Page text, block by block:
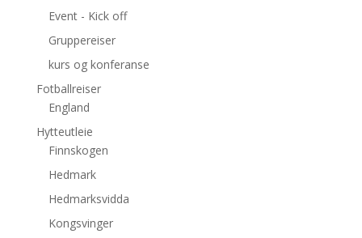
Event - Kick off
Gruppereiser
kurs og konferanse
Fotballreiser
England
Hytteutleie
Finnskogen
Hedmark
Hedmarksvidda
Kongsvinger